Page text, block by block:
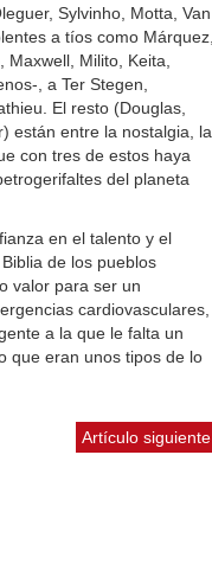
Sylvinho, Motta, Van
a tíos como Márquez,
Milito, Keita,
, a Ter Stegen,
El resto (Douglas,
están entre la nostalgia, la
con tres de estos haya
del planeta
en el talento y el
, Biblia de los pueblos
valor para ser un
cardiovasculares,
a la que le falta un
que eran unos tipos de lo
Artículo siguiente